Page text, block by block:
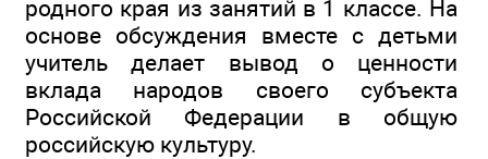
родного края из занятий в 1 классе. На
основе обсуждения вместе с детьми
учитель делает вывод о ценности
вклада народов своего субъекта
Российской Федерации в общую
российскую культуру.